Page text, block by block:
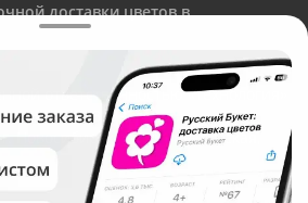
доставки цветов в
ответственностью «Технология»
ИНН: 5410081997
Новосибирск, ул. Ипподромская,